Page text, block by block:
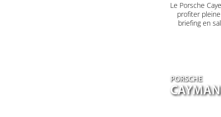
Le Porsche
profiter
briefing en
PORSCHE